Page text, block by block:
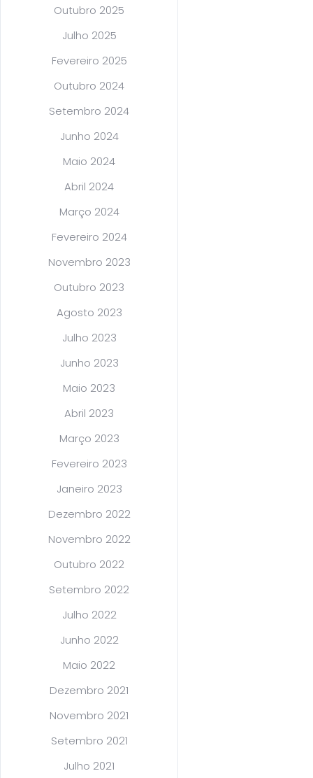
Outubro 2025
Julho 2025
Fevereiro 2025
Outubro 2024
Setembro 2024
Junho 2024
Maio 2024
Abril 2024
Março 2024
Fevereiro 2024
Novembro 2023
Outubro 2023
Agosto 2023
Julho 2023
Junho 2023
Maio 2023
Abril 2023
Março 2023
Fevereiro 2023
Janeiro 2023
Dezembro 2022
Novembro 2022
Outubro 2022
Setembro 2022
Julho 2022
Junho 2022
Maio 2022
Dezembro 2021
Novembro 2021
Setembro 2021
Julho 2021